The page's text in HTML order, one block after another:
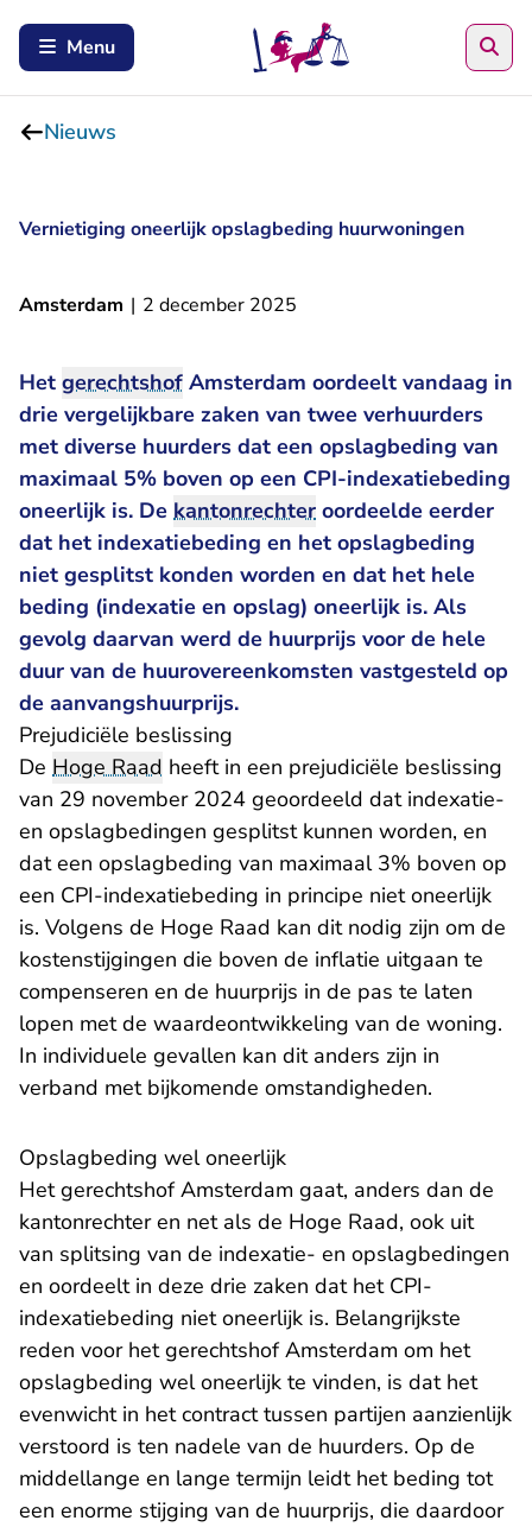
Menu
Nieuws
Vernietiging oneerlijk opslagbeding huurwoningen
Amsterdam | 2 december 2025
Het gerechtshof Amsterdam oordeelt vandaag in
drie vergelijkbare zaken van twee verhuurders
met diverse huurders dat een opslagbeding van
maximaal 5% boven op een CPI-indexatiebeding
oneerlijk is. De kantonrechter oordeelde eerder
dat het indexatiebeding en het opslagbeding
niet gesplitst konden worden en dat het hele
beding (indexatie en opslag) oneerlijk is. Als
gevolg daarvan werd de huurprijs voor de hele
duur van de huurovereenkomsten vastgesteld op
de aanvangshuurprijs.
Prejudiciële beslissing
De Hoge Raad heeft in een prejudiciële beslissing
van 29 november 2024 geoordeeld dat indexatie-
en opslagbedingen gesplitst kunnen worden, en
dat een opslagbeding van maximaal 3% boven op
een CPI-indexatiebeding in principe niet oneerlijk
is. Volgens de Hoge Raad kan dit nodig zijn om de
kostenstijgingen die boven de inflatie uitgaan te
compenseren en de huurprijs in de pas te laten
lopen met de waardeontwikkeling van de woning.
In individuele gevallen kan dit anders zijn in
verband met bijkomende omstandigheden.
Opslagbeding wel oneerlijk
Het gerechtshof Amsterdam gaat, anders dan de
kantonrechter en net als de Hoge Raad, ook uit
van splitsing van de indexatie- en opslagbedingen
en oordeelt in deze drie zaken dat het CPI-
indexatiebeding niet oneerlijk is. Belangrijkste
reden voor het gerechtshof Amsterdam om het
opslagbeding wel oneerlijk te vinden, is dat het
evenwicht in het contract tussen partijen aanzienlijk
verstoord is ten nadele van de huurders. Op de
middellange en lange termijn leidt het beding tot
een enorme stijging van de huurprijs, die daardoor